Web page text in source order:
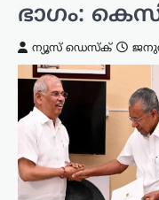
ഭാഗം:
ന്യൂസ് ഡെസ്ക്